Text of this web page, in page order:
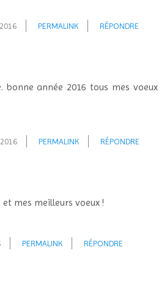
PERMALINK RÉPONDRE
année 2016 tous mes voeux
PERMALINK RÉPONDRE
mes meilleurs voeux !
PERMALINK RÉPONDRE